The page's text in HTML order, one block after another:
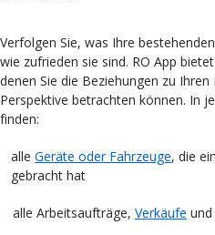
Verfolgen Sie, was Ihre
wie zufrieden sie sind. RO App
denen Sie die Beziehungen zu
Perspektive betrachten können. In
finden:
alleGeräte oder Fahrzeuge, die
gebracht hat
alle Arbeitsaufträge, Verkäufe